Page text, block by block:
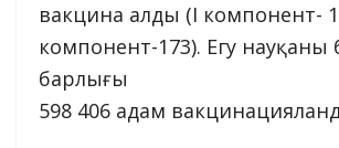
вакцина алды (I компонент-
компонент-173). Егу науқаны
барлығы
598 406 адам